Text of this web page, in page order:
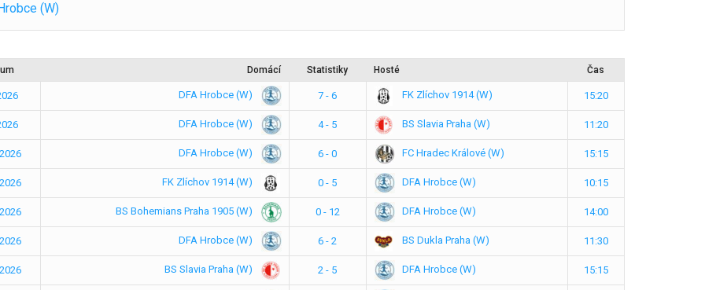
(W)
Domácí Statistiky Hosté Čas
DFA Hrobce (W) 7 - 6 FK Zlíchov 1914 (W) 15:20
DFA Hrobce (W) 4 - 5 BS Slavia Praha (W) 11:20
DFA Hrobce (W) 6 - 0 FC Hradec Králové (W) 15:15
FK Zlíchov 1914 (W) 0 - 5 DFA Hrobce (W) 10:15
BS Bohemians Praha 1905 (W) 0 - 12 DFA Hrobce (W) 14:00
DFA Hrobce (W) 6 - 2 BS Dukla Praha (W) 11:30
BS Slavia Praha (W) 2 - 5 DFA Hrobce (W) 15:15